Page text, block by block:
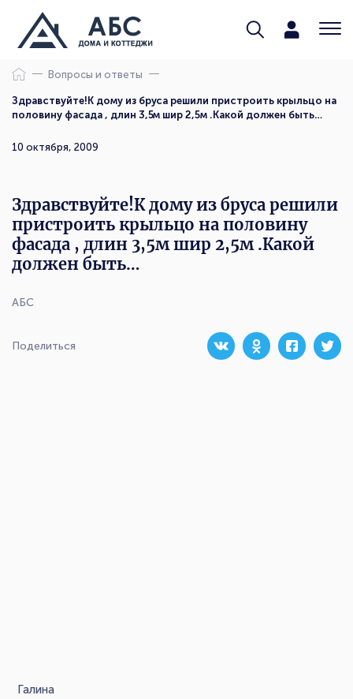
Вопросы и ответы
Здравствуйте!К дому из бруса решили пристроить крыльцо на
половину фасада , длин 3,5м шир 2,5м .Какой должен быть…
АБС
10 октября, 2009
Здравствуйте!К дому из бруса решили
пристроить крыльцо на половину
фасада , длин 3,5м шир 2,5м .Какой
должен быть…
Поделиться
Галина